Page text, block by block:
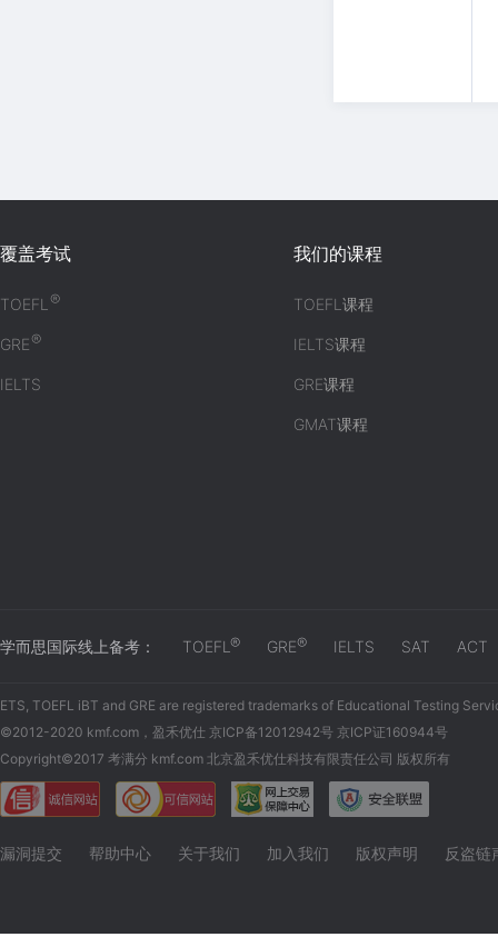
覆盖考试
TOEFL®
GRE®
IELTS
我们的课程
TOEFL课程
IELTS课程
GRE课程
GMAT课程
学而思国际线上备考： TOEFL ® GRE® IELTS SAT ACT
ETS, TOEFL iBT and GRE are registered trademarks of Educational Testing
©2012-2020 kmf.com，盈禾优仕 京ICP备12012942号 京ICP证160944号
Copyright©2017 考满分 kmf.com 北京盈禾优仕科技有限责任公司 版权所有
漏洞提交 帮助中心 关于我们 加入我们 版权声明 反盗链